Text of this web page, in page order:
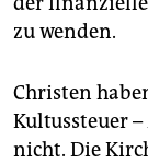
zu wenden.
Christen
Kultussteuer
nicht. Die